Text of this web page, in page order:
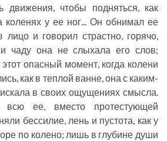
движения, чтобы подняться, как
коленях у ее ног... Он обнимал ее
лицо и говорил страстно, горячо,
чаду она не слыхала его слов;
опасный момент, когда колени
как в теплой ванне, она с каким-
в своих ощущениях смысла.
всю ее, вместо протестующей
бессилие, лень и пустота, как у
по колено; лишь в глубине души